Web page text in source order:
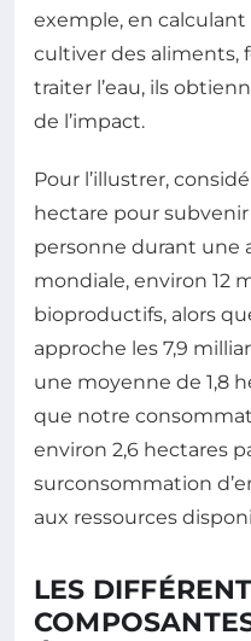
exemple, en calculant
cultiver des aliments,
traiter l’eau, ils
de l’impact.
Pour l’illustrer,
hectare pour subvenir
personne durant une
mondiale, environ 12
bioproductifs, alors
approche les 7,9
une moyenne de 1,8
que notre
environ 2,6 hectares
surconsommation
aux ressources
LES